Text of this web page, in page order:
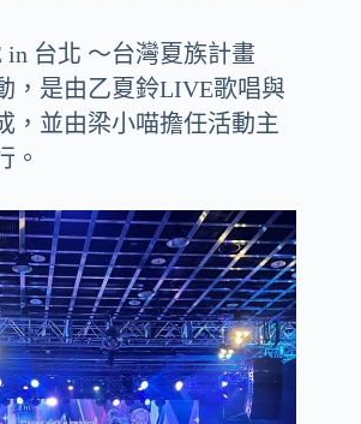
in 台北 ～台灣夏族計畫
，是由乙夏鈴LIVE歌唱與
，並由梁小喵擔任活動主
。